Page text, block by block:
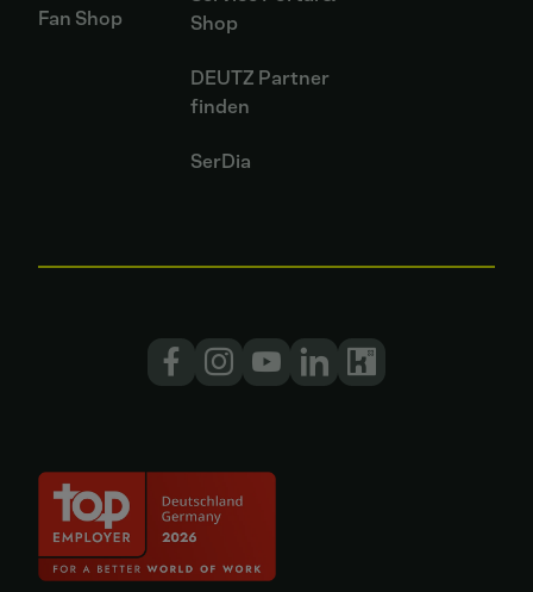
Fan Shop
Shop
DEUTZ Partner
finden
SerDia